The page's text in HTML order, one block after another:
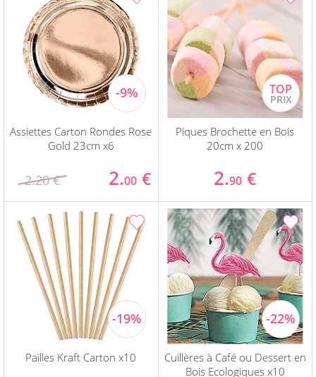
Assiettes Carton Rondes Rose
Gold 23cm x6
2.20 € 2.00 €
Piques Brochette en Bois
20cm x 200
2.90 €
Pailles Kraft Carton x10
Cuillères à Café ou Dessert en
Bois Ecologiques x10